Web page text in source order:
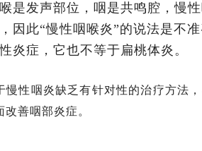
是发声部位，咽是共鸣腔，慢
因此“慢性咽喉炎”的说法是不
炎症，它也不等于扁桃体炎。
慢性咽炎缺乏有针对性的治疗方法
改善咽部炎症。